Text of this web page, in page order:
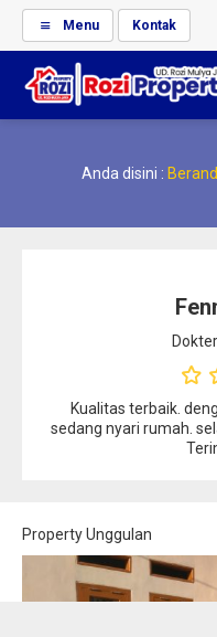
Menu Kontak
Anda disini :
Kualitas terbaik.
sedang nyari rumah.
Property Unggulan